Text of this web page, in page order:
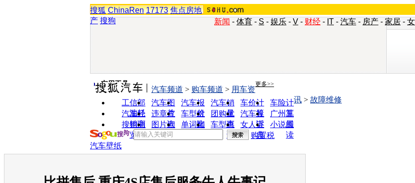
搜狐 ChinaRen 17173 焦点房地
产 搜狗 新闻 - 体育 - S - 娱乐 - V - 财经 - IT - 汽车 - 房产 - 家居 -
实用工具 更多>>
工信部
油耗
汽车图
片
汽车报
价
汽车销
量
车价计
算
车险计
算
汽车经
销商
违章查
询
车型对
比
团购优
惠
汽车投
诉
广州车
展
搜狗浏
览器
图片欣
赏
单词翻
车型查
询
女人宝
典
小说阅
读
汽车频道 > 购车频道 > 用车资
讯 > 故障维修
购置税
汽车壁纸